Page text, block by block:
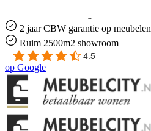
2 jaar CBW garantie op meubelen
Ruim 2500m2 showroom
4.5
op Google